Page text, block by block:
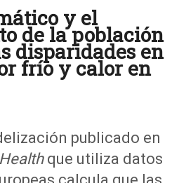
y el
de la población
disparidades en
frío y calor en
publicado en
que utiliza datos